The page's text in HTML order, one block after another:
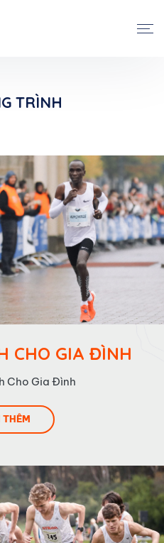
TRÌNH
CHO GIA ĐÌNH
Cho Gia Đình
THÊM